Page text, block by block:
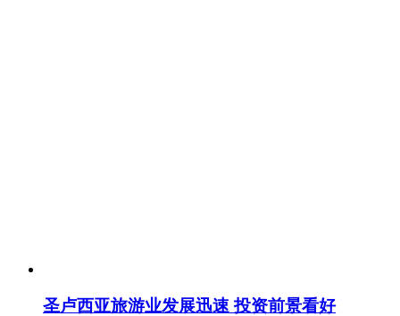
圣卢西亚旅游业发展迅速 投资前景看好